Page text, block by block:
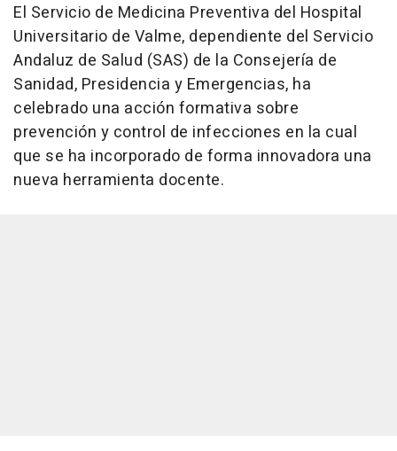
El Servicio de Medicina Preventiva del Hospital
Universitario de Valme, dependiente del Servicio
Andaluz de Salud (SAS) de la Consejería de
Sanidad, Presidencia y Emergencias, ha
celebrado una acción formativa sobre
prevención y control de infecciones en la cual
que se ha incorporado de forma innovadora una
nueva herramienta docente.